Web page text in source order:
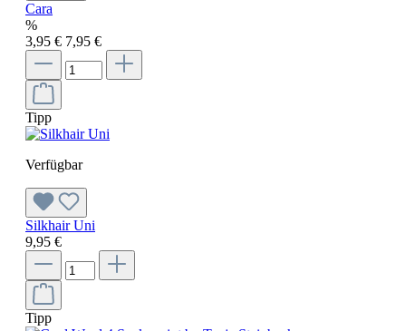
Cara
%
3,95 € 7,95 €
Tipp
Verfügbar
Silkhair Uni
9,95 €
Tipp